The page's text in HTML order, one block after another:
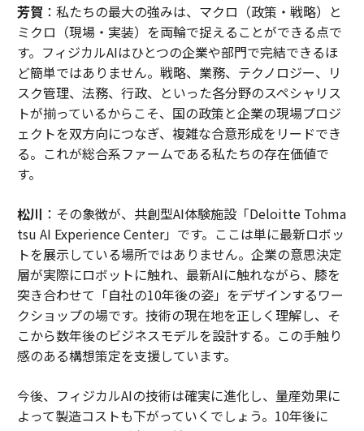
芳賀 ：私たちの最大の強みは、マクロ（政策・戦略）と
ミクロ（現場・実装）を両輪で捉えることができる点で
す。フィジカルAIはひとつの企業や部門で完結できるほ
ど簡単ではありません。戦略、業務、テクノロジー、リ
スク管理、法務、行政、といった各分野のスペシャリス
トが揃っているからこそ、国の政策と企業の現場プロジ
ェクトを双方向につなぎ、複雑な合意形成をリードでき
る。これが総合系ファームである私たちの存在価値で
す。
松川 ：その象徴が、共創型AI体験施設「Deloitte Tohma
tsu AI Experience Center」です。ここは単に最新ロボッ
トを展示している場所ではありません。企業の意思決定
層が実際にロボットに触れ、最新AIに触れながら、膝を
突き合わせて「自社の10年後の姿」をデザインするワー
クショップの場です。技術の現在地を正しく理解し、そ
こから数年後のビジネスモデルを設計する。この手触り
感のある構想策定を支援しています。
今後、フィジカルAIの技術は確実に進化し、量産効果に
よって製造コストも下がっていくでしょう。10年後に